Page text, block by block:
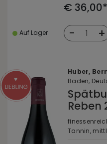
€ 36,00*
Auf Lager - 1 +
Huber,
Baden,
Reben
Tannin,